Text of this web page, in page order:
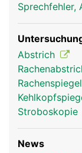
Sprechfehler,
Abstrich
Stroboskopie
News